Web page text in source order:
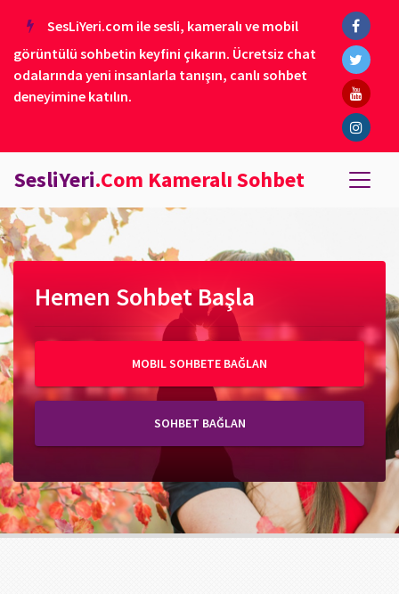
SesLiYeri.com ile sesli, kameralı ve mobil
görüntülü sohbetin keyfini çıkarın. Ücretsiz chat
odalarında yeni insanlarla tanışın, canlı sohbet
deneyimine katılın.
SesliYeri.Com Kameralı Sohbet
Hemen Sohbet Başla
MOBIL SOHBETE BAĞLAN
SOHBET BAĞLAN